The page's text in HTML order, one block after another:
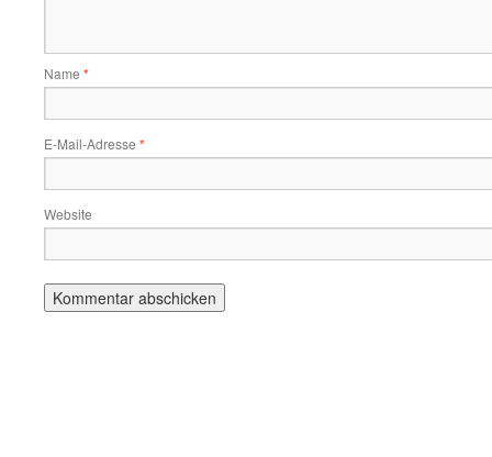
Name *
E-Mail-Adresse *
Website